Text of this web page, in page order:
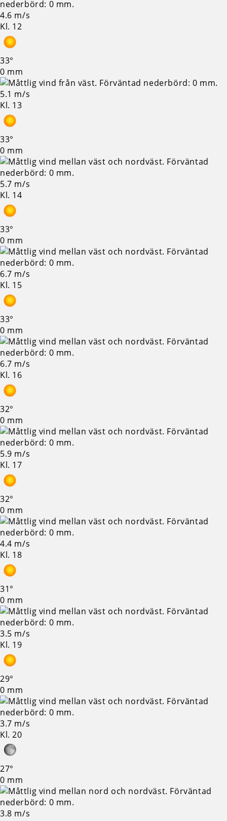
4.6 m/s
Kl. 12
33°
0 mm
5.1 m/s
Kl. 13
33°
0 mm
5.7 m/s
Kl. 14
33°
0 mm
6.7 m/s
Kl. 15
33°
0 mm
6.7 m/s
Kl. 16
32°
0 mm
5.9 m/s
Kl. 17
32°
0 mm
4.4 m/s
Kl. 18
31°
0 mm
3.5 m/s
Kl. 19
29°
0 mm
3.7 m/s
Kl. 20
27°
0 mm
3.8 m/s